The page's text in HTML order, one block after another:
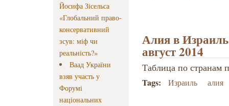
Йосифа Зісельса
«Глобальний право-
консервативний
зсув: міф чи
реальність?»
Ваад України
взяв участь у
Форумі
національних
Алия в
август 2014
Таблица по странам
Tags: Израиль алия